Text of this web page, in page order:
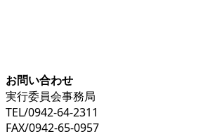
お問い合わせ
実行委員会事務局
TEL/0942-64-2311
FAX/0942-65-0957